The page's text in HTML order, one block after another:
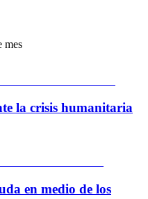
mes
la crisis humanitaria
en medio de los